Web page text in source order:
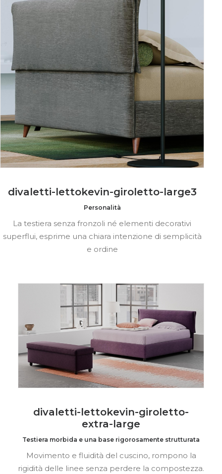
divaletti-lettokevin-giroletto-large3
Personalità
La testiera senza fronzoli né elementi decorativi
superflui, esprime una chiara intenzione di semplicità
e ordine
divaletti-lettokevin-giroletto-
extra-large
Testiera morbida e una base rigorosamente strutturata
Movimento e fluidità del cuscino, rompono la
rigidità delle linee senza perdere la compostezza.